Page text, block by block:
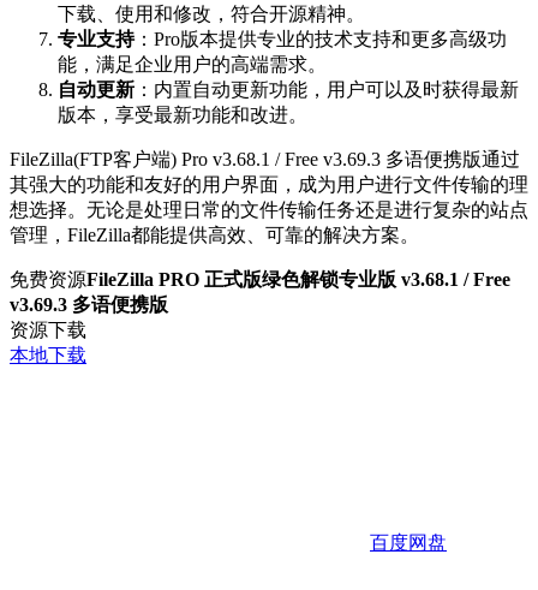
下载、使用和修改，符合开源精神。
专业支持：Pro版本提供专业的技术支持和更多高级功
能，满足企业用户的高端需求。
自动更新 ：内置自动更新功能，用户可以及时获得最新
版本，享受最新功能和改进。
FileZilla(FTP客户端) Pro v3.68.1 / Free v3.69.3 多语便携版通过
其强大的功能和友好的用户界面，成为用户进行文件传输的理
想选择。无论是处理日常的文件传输任务还是进行复杂的站点
管理，FileZilla都能提供高效、可靠的解决方案。
免费资源FileZilla PRO 正式版绿色解锁专业版 v3.68.1 / Free
v3.69.3 多语便携版
资源下载
本地下载
百度网盘